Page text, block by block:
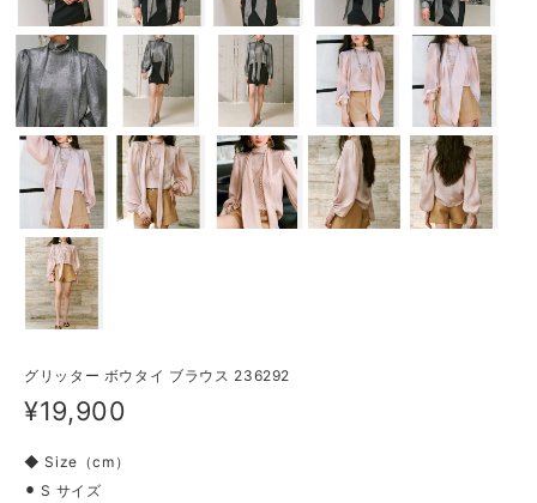
グリッター ボウタイ ブラウス 236292
¥19,900
◆ Size（cm）
⚫︎ S サイズ